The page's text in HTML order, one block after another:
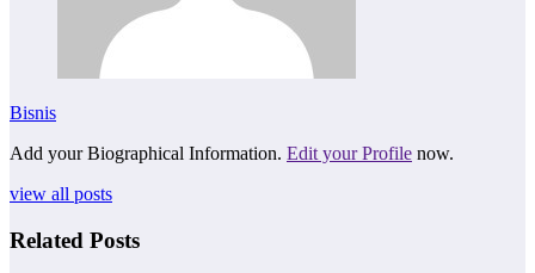
Bisnis
Add your Biographical Information. Edit your Profile now.
view all posts
Related Posts